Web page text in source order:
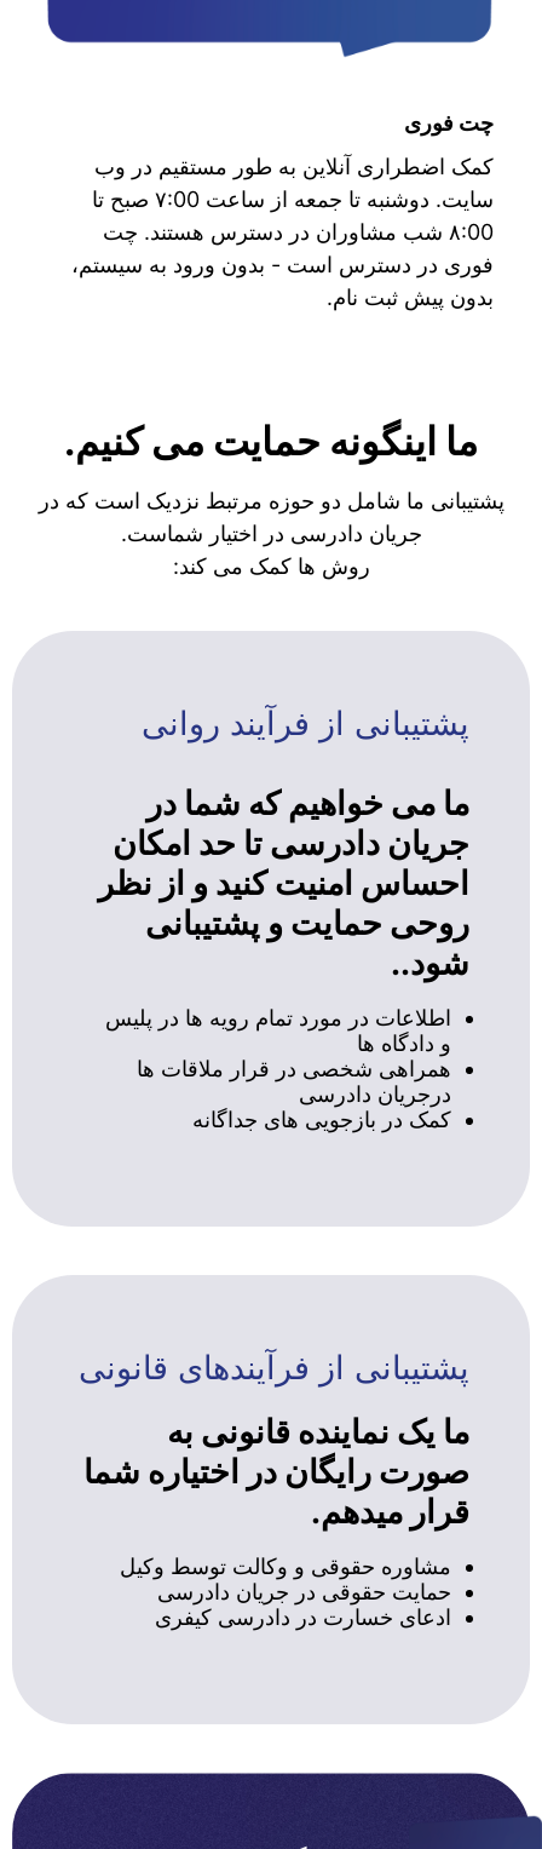
چت فوری
کمک اضطراری آنلاین به طور مستقیم در وب
سایت. دوشنبه تا جمعه از ساعت ۷:00 صبح تا
۸:00 شب مشاوران در دسترس هستند. چت
فوری در دسترس است - بدون ورود به سیستم،
بدون پیش ثبت نام.
ما اینگونه حمایت می کنیم.
پشتیبانی ما شامل دو حوزه مرتبط نزدیک است که در
جریان دادرسی در اختیار شماست.
روش ها کمک می کند:
پشتیبانی از فرآیند روانی
ما می خواهیم که شما در
جریان دادرسی تا حد امکان
احساس امنیت کنید و از نظر
روحی حمایت و پشتیبانی
شود..
اطلاعات در مورد تمام رویه ها در پلیس
و دادگاه ها
همراهی شخصی در قرار ملاقات ها
درجریان دادرسی
کمک در بازجویی های جداگانه
پشتیبانی از فرآیندهای قانونی
ما یک نماینده قانونی به
صورت رایگان در اختیاره شما
قرار میدهم.
مشاوره حقوقی و وکالت توسط وکیل
حمایت حقوقی در جریان دادرسی
ادعای خسارت در دادرسی کیفری